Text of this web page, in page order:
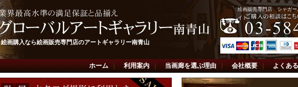
絵画購入なら絵画販売専門店のアートギャラリー南青山
絵画販売専門店 シャガー
イト
ホーム 利用案内 当画廊を選ぶ理由 会社概要 よくあ